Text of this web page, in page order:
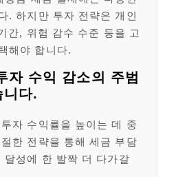
. 하지만 투자 전략은 개인
간, 위험 감수 수준 등을 고
해야 합니다.
자 수익 감소의 주범
니다.
자 수익률을 높이는 데 중
한 전략을 통해 세금 부담
달성에 한 발짝 더 다가갈